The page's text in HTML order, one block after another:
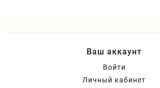
Ваш аккаунт
Войти
Личный кабинет